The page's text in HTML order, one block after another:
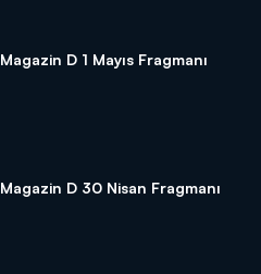
Magazin D 1 Mayıs Fragmanı
Magazin D 30 Nisan Fragmanı